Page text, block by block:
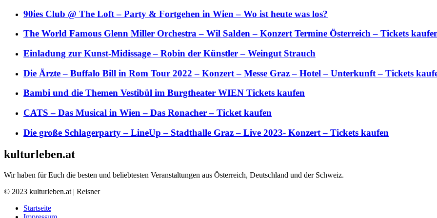
90ies Club @ The Loft – Party & Fortgehen in Wien – Wo ist heute was los?
The World Famous Glenn Miller Orchestra – Wil Salden – Konzert Termine Österreich – Tickets
Einladung zur Kunst-Midissage – Robin der Künstler – Weingut Strauch
Die Ärzte – Buffalo Bill in Rom Tour 2022 – Konzert – Messe Graz – Hotel – Unterkunft – Tickets
Bambi und die Themen Vestibül im Burgtheater WIEN Tickets kaufen
CATS – Das Musical in Wien – Das Ronacher – Ticket kaufen
Die große Schlagerparty – LineUp – Stadthalle Graz – Live 2023- Konzert – Tickets kaufen
kulturleben.at
Wir haben für Euch die besten und beliebtesten Veranstaltungen aus Österreich, Deutschland und der Schweiz.
© 2023 kulturleben.at | Reisner
Startseite